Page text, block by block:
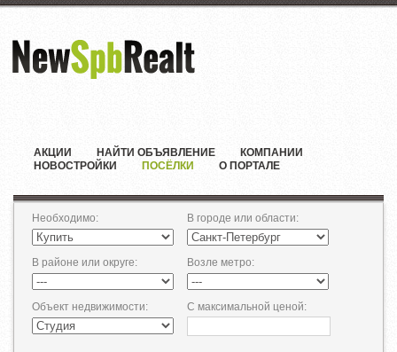
АКЦИИ НАЙТИ ОБЪЯВЛЕНИЕ
КОМПАНИИ
НОВОСТРОЙКИ
ПОСЁЛКИ О ПОРТАЛЕ
Необходимо: В городе или области:
В районе или округе: Возле метро:
Объект недвижимости: С максимальной ценой: